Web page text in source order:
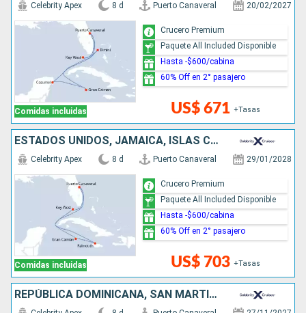
Comidas incluidas
Celebrity Apex 8 d Puerto Canaveral 20/02/2027
US$ 671 +Tasas
Crucero Premium
Paquete All Included Disponible
Hasta -$600/cabina
60% Off en 2° pasajero
ESTADOS UNIDOS, JAMAICA, ISLAS CAIMÁN
Comidas incluidas
Celebrity Apex 8 d Puerto Canaveral 29/01/2028
US$ 703 +Tasas
Crucero Premium
Paquete All Included Disponible
Hasta -$600/cabina
60% Off en 2° pasajero
REPÚBLICA DOMINICANA, SAN MARTÍN, ESTADOS UNIDOS